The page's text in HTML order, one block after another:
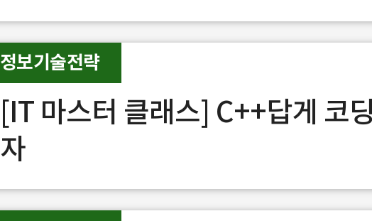
[IT 마스터 클래스] C++답게 코
자
정보기술전략